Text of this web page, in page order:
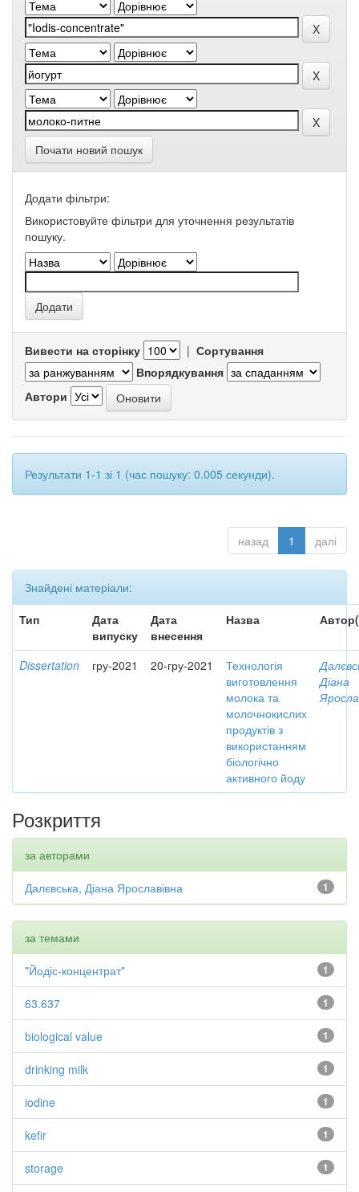
Почати новий пошук
Додати фільтри:
Використовуйте фільтри для уточнення результатів
пошуку.
Вивести на сторінку | Сортування
Впорядкування
Автори
Результати 1-1 зі 1 (час пошуку: 0.005 секунди).
назад 1 далі
Знайдені матеріали:
Тип
Дата
випуску
Дата
внесення
Назва
Dissertation гру-2021 20-гру-2021
Технологія
виготовлення
молока та
молочнокислих
продуктів з
використанням
біологічно
активного йоду
Діана
Розкриття
за авторами
1
Далєвська, Діана Ярославівна
за темами
1
"Йодіс-концентрат"
1
63.637
1
biological value
1
drinking milk
1
iodine
1
kefir
1
storage